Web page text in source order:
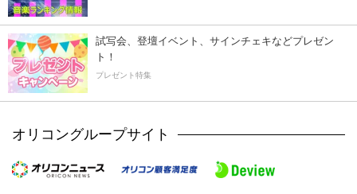
試写会、登壇イベント、サインチェキなどプレゼン
ト！
プレゼント特集
オリコングループサイト